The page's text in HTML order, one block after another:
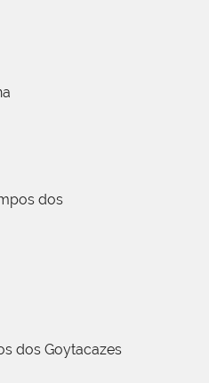
dos
dos Goytacazes